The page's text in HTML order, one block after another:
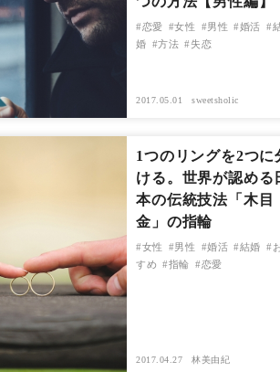
恋愛 女性 男性 婚活
婚
方法 失恋
2017.05.01 sweetsholic
1つのリングを2つに
ける。世界が認める
本の伝統技法「木目
金」の指輪
女性 男性 婚活 結婚
すめ
指輪 恋愛
2017.04.27 林美由紀